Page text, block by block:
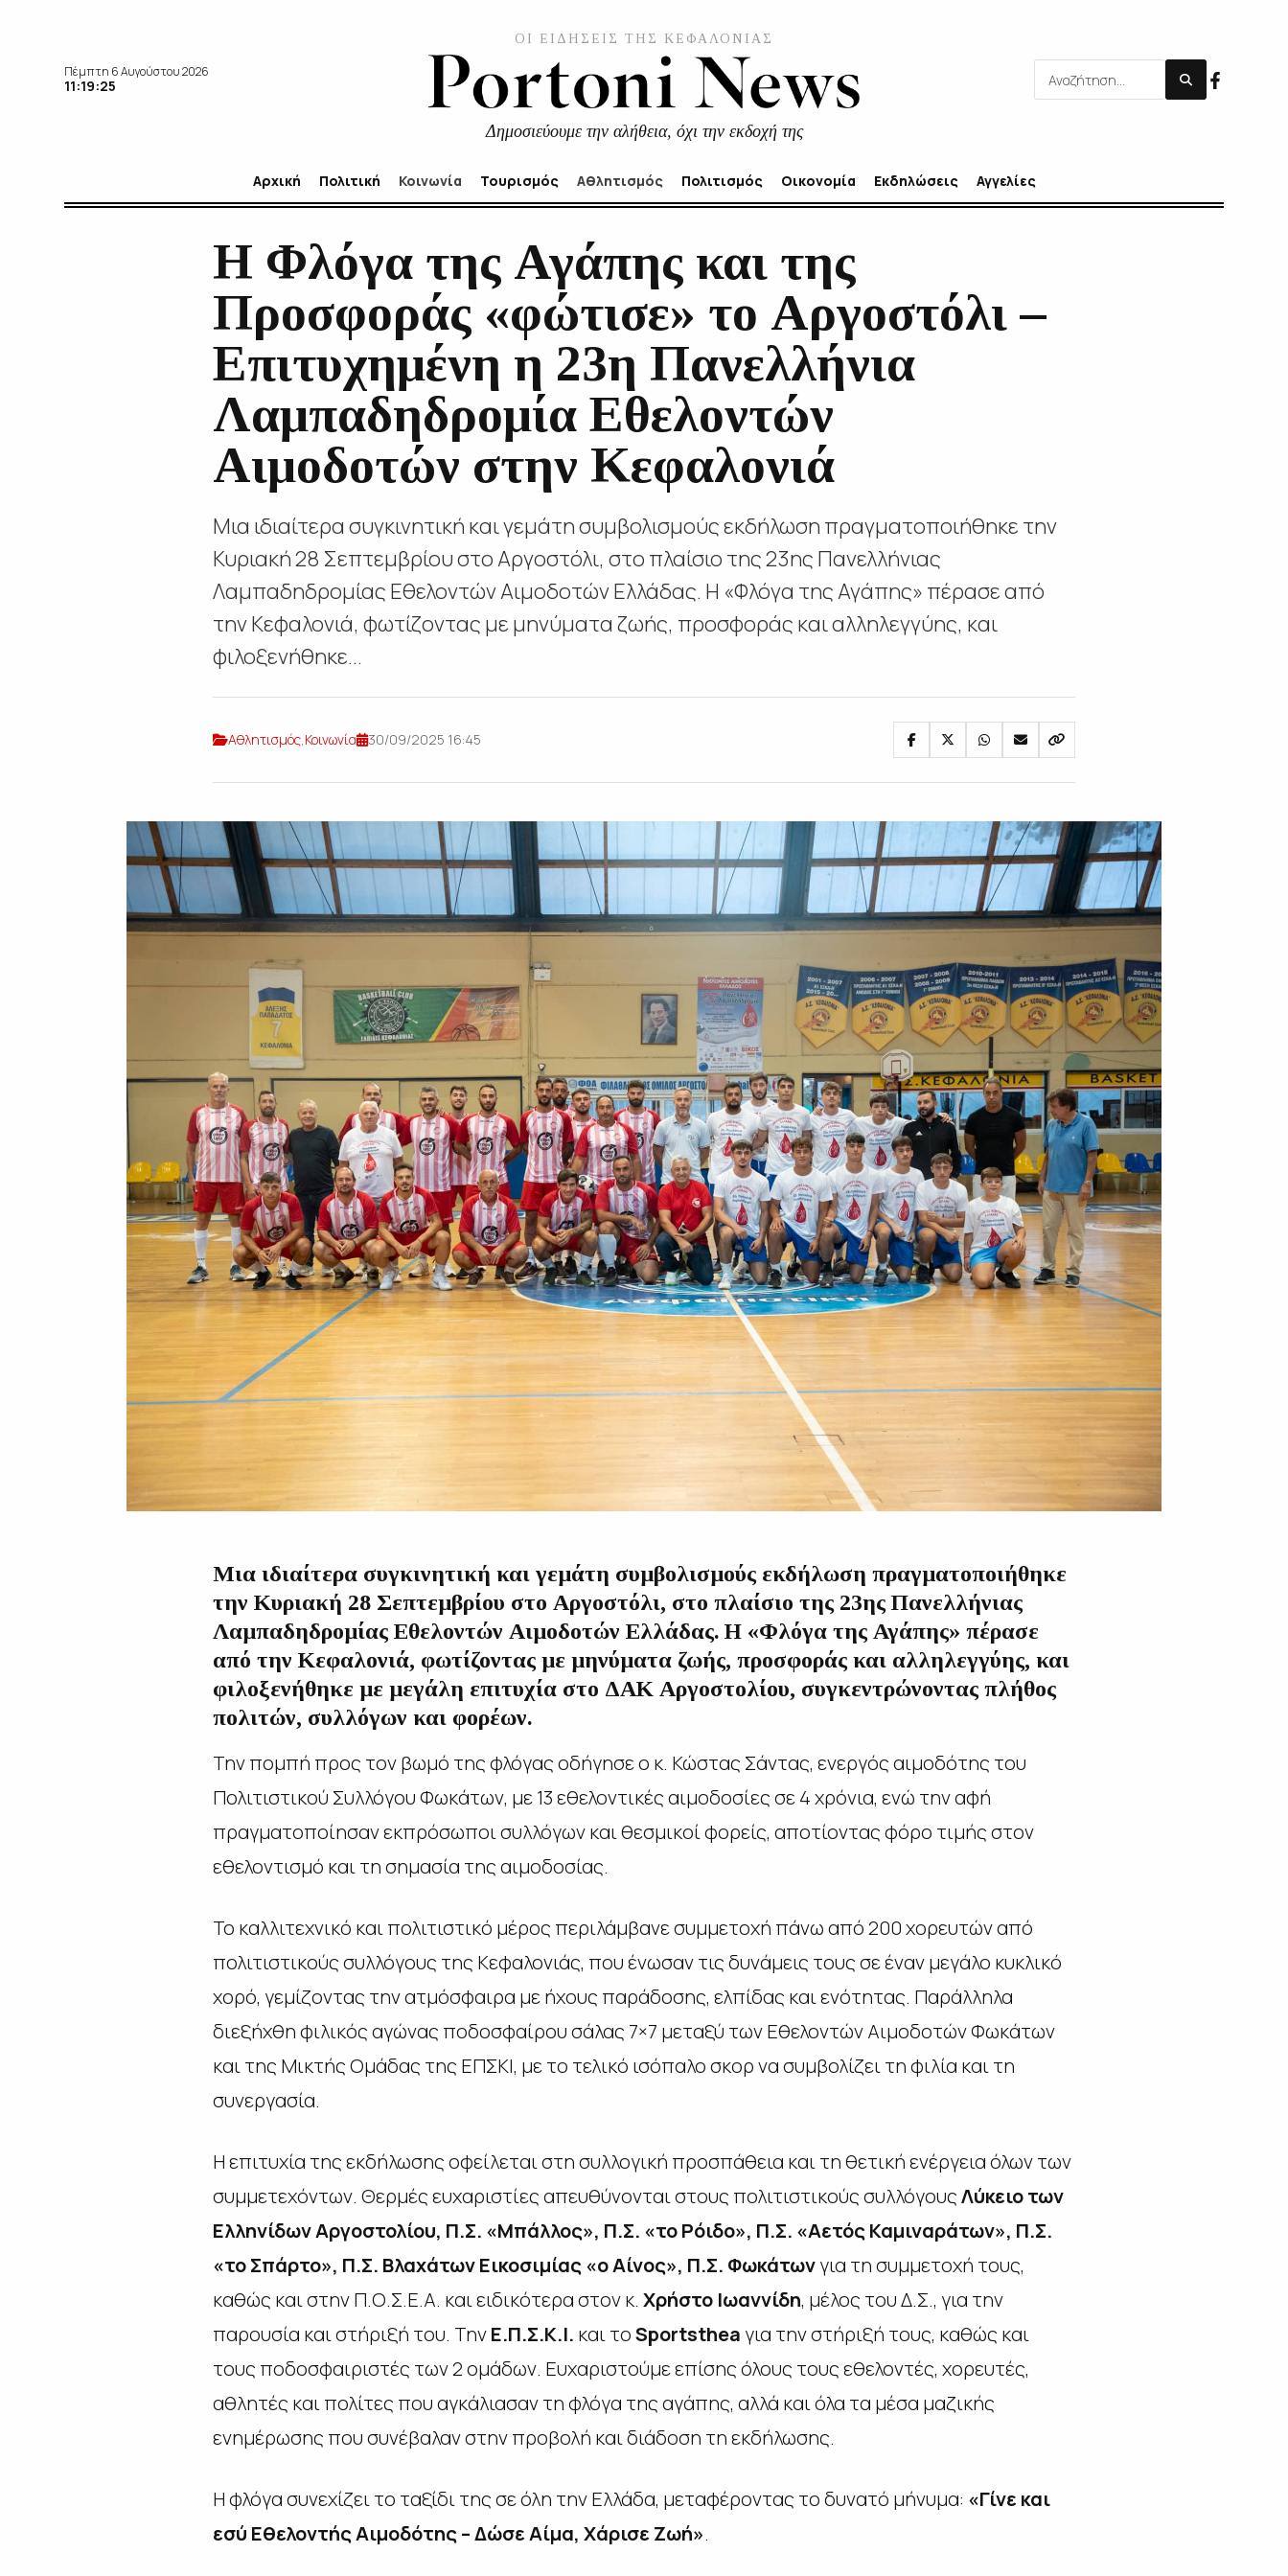
Πέμπτη 6 Αυγούστου 2026
11:19:26
ΟΙ ΕΙΔΗΣΕΙΣ ΤΗΣ ΚΕΦΑΛΟΝΙΑΣ
Δημοσιεύουμε την αλήθεια, όχι την εκδοχή της
Αρχική Πολιτική Κοινωνία Τουρισμός Αθλητισμός Πολιτισμός Οικονομία Εκδηλώσεις Αγγελίες
Η Φλόγα της Αγάπης και της
Προσφοράς «φώτισε» το Αργοστόλι –
Επιτυχημένη η 23η Πανελλήνια
Λαμπαδηδρομία Εθελοντών
Αιμοδοτών στην Κεφαλονιά
Μια ιδιαίτερα συγκινητική και γεμάτη συμβολισμούς εκδήλωση πραγματοποιήθηκε την
Κυριακή 28 Σεπτεμβρίου στο Αργοστόλι, στο πλαίσιο της 23ης Πανελλήνιας
Λαμπαδηδρομίας Εθελοντών Αιμοδοτών Ελλάδας. Η «Φλόγα της Αγάπης» πέρασε από
την Κεφαλονιά, φωτίζοντας με μηνύματα ζωής, προσφοράς και αλληλεγγύης, και
φιλοξενήθηκε...
Αθλητισμός,Κοινωνία 30/09/2025 16:45
Μια ιδιαίτερα συγκινητική και γεμάτη συμβολισμούς εκδήλωση πραγματοποιήθηκε
την Κυριακή 28 Σεπτεμβρίου στο Αργοστόλι, στο πλαίσιο της 23ης Πανελλήνιας
Λαμπαδηδρομίας Εθελοντών Αιμοδοτών Ελλάδας. Η «Φλόγα της Αγάπης» πέρασε
από την Κεφαλονιά, φωτίζοντας με μηνύματα ζωής, προσφοράς και αλληλεγγύης, και
φιλοξενήθηκε με μεγάλη επιτυχία στο ΔΑΚ Αργοστολίου, συγκεντρώνοντας πλήθος
πολιτών, συλλόγων και φορέων.
Την πομπή προς τον βωμό της φλόγας οδήγησε ο κ. Κώστας Σάντας, ενεργός αιμοδότης του
Πολιτιστικού Συλλόγου Φωκάτων, με 13 εθελοντικές αιμοδοσίες σε 4 χρόνια, ενώ την αφή
πραγματοποίησαν εκπρόσωποι συλλόγων και θεσμικοί φορείς, αποτίοντας φόρο τιμής στον
εθελοντισμό και τη σημασία της αιμοδοσίας.
Το καλλιτεχνικό και πολιτιστικό μέρος περιλάμβανε συμμετοχή πάνω από 200 χορευτών από
πολιτιστικούς συλλόγους της Κεφαλονιάς, που ένωσαν τις δυνάμεις τους σε έναν μεγάλο κυκλικό
χορό, γεμίζοντας την ατμόσφαιρα με ήχους παράδοσης, ελπίδας και ενότητας. Παράλληλα
διεξήχθη φιλικός αγώνας ποδοσφαίρου σάλας 7×7 μεταξύ των Εθελοντών Αιμοδοτών Φωκάτων
και της Μικτής Ομάδας της ΕΠΣΚΙ, με το τελικό ισόπαλο σκορ να συμβολίζει τη φιλία και τη
συνεργασία.
Η επιτυχία της εκδήλωσης οφείλεται στη συλλογική προσπάθεια και τη θετική ενέργεια όλων των
συμμετεχόντων. Θερμές ευχαριστίες απευθύνονται στους πολιτιστικούς συλλόγουςΛύκειο των
Ελληνίδων Αργοστολίου, Π.Σ. «Μπάλλος», Π.Σ. «το Ρόιδο», Π.Σ. «Αετός Καμιναράτων», Π.Σ.
«το Σπάρτο», Π.Σ. Βλαχάτων Εικοσιμίας «ο Αίνος», Π.Σ. Φωκάτωνγια τη συμμετοχή τους,
καθώς και στην Π.Ο.Σ.Ε.Α. και ειδικότερα στον κ. Χρήστο Ιωαννίδη, μέλος του Δ.Σ., για την
παρουσία και στήριξή του. ΤηνΕ.Π.Σ.Κ.Ι. και τοSportsthea για την στήριξή τους, καθώς και
τους ποδοσφαιριστές των 2 ομάδων. Ευχαριστούμε επίσης όλους τους εθελοντές, χορευτές,
αθλητές και πολίτες που αγκάλιασαν τη φλόγα της αγάπης, αλλά και όλα τα μέσα μαζικής
ενημέρωσης που συνέβαλαν στην προβολή και διάδοση τη εκδήλωσης.
Η φλόγα συνεχίζει το ταξίδι της σε όλη την Ελλάδα, μεταφέροντας το δυνατό μήνυμα: «Γίνε και
εσύ Εθελοντής Αιμοδότης – Δώσε Αίμα, Χάρισε Ζωή».